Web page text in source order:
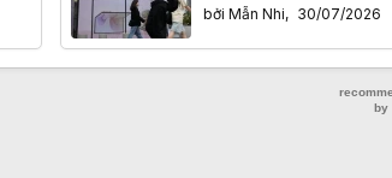
smartphone lại lần
bởi Mẫn Nhi, 30/07/2026